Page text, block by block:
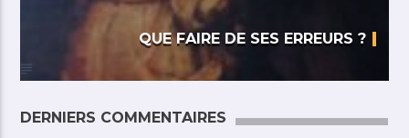
QUE FAIRE DE SES ERREURS ?
DERNIERS COMMENTAIRES